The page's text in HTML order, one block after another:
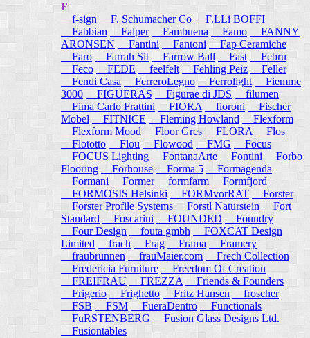
F
f-sign
F. Schumacher Co
F.LLi BOFFI
Fabbian
Falper Fambuena Famo
FANNY
ARONSEN
Fantini Fantoni
Fap Ceramiche
Faro
Farrah Sit Farrow Ball Fast
Febru
Feco
FEDE feelfelt Fehling Peiz
Feller
Fendi Casa
FerreroLegno Ferrolight
Fiemme
3000
FIGUERAS Figurae di JDS
filumen
Fima Carlo Frattini
FIORA fioroni
Fischer
Mobel
FITNICE Fleming Howland
Flexform
Flexform Mood
Floor Gres FLORA
Flos
Flototto
Flou Flowood FMG
Focus
FOCUS Lighting
FontanaArte Fontini
Forbo
Flooring
Forhouse Forma 5
Formagenda
Formani
Former formfarm
Formfjord
FORMOSIS Helsinki
FORMvorRAT
Forster
Forster Profile Systems
Forstl Naturstein
Fort
Standard
Foscarini FOUNDED
Foundry
Four Design
fouta gmbh
FOXCAT Design
Limited
frach Frag Frama
Framery
fraubrunnen
frauMaier.com
Frech Collection
Fredericia Furniture
Freedom Of Creation
FREIFRAU
FREZZA
Friends & Founders
Frigerio
Frighetto Fritz Hansen
froscher
FSB
FSM FueraDentro
Functionals
FuRSTENBERG
Fusion Glass Designs Ltd.
Fusiontables